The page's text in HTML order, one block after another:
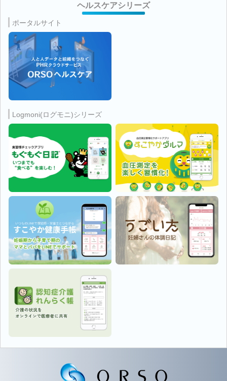
ヘルスケアシリーズ
ポータルサイト
Logmoni(ログモニ)シリーズ